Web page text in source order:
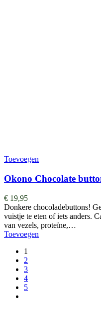
Toevoegen
Okono Chocolate
€ 19,95
Donkere chocoladebuttons!
vuistje te eten of iets anders.
van vezels, proteïne,…
Toevoegen
1
2
3
4
5